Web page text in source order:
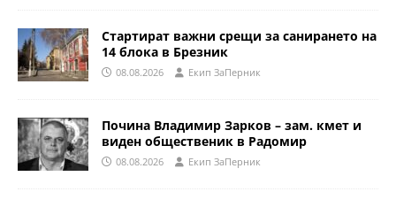
Стартират важни срещи за санирането на
14 блока в Брезник
08.08.2026 Eкип ЗаПерник
Почина Владимир Зарков – зам. кмет и
виден общественик в Радомир
08.08.2026 Eкип ЗаПерник